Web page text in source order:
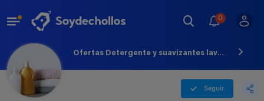
0
Ofertas Detergente y suavizantes lavadora - Agosto - 2026
Seguir